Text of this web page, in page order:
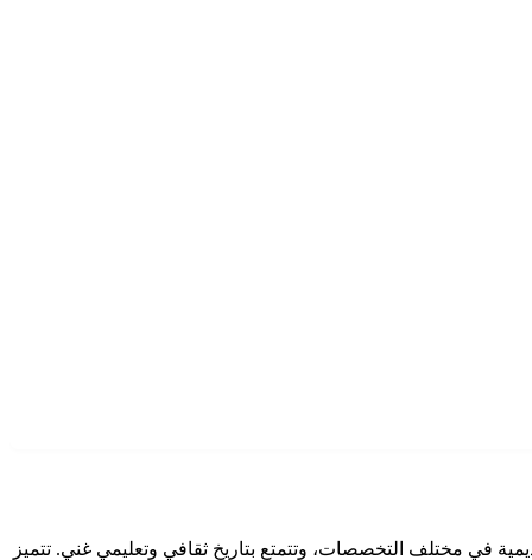
في مختلف التخصصات، وتتمتع بتاريخ ثقافي وتعليمي غني. تتميز